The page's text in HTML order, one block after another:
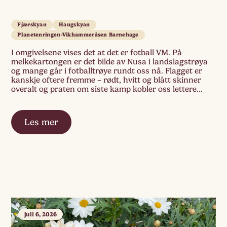
Fjærskyan
Haugskyan
Planetenringen-Vikhammeråsen Barnehage
I omgivelsene vises det at det er fotball VM. På
melkekartongen er det bilde av Nusa i landslagstrøya
og mange går i fotballtrøye rundt oss nå. Flagget er
kanskje oftere fremme – rødt, hvitt og blått skinner
overalt og praten om siste kamp kobler oss lettere
Les mer
juli 6, 2026